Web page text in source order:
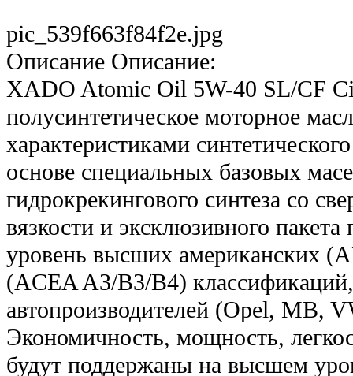
pic_539f663f84f2e.jpg
Описание Описание:
XADO Atomic Oil 5W-40 SL/CF
полусинтетическое моторное
характеристиками
основе специальных базовых
гидрокрекингового синтеза со
вязкости и эксклюзивного
уровень высших американских
(ACEA A3/B3/B4)
автопроизводителей (Opel, MB,
Экономичность, мощность,
будут поддержаны на высшем